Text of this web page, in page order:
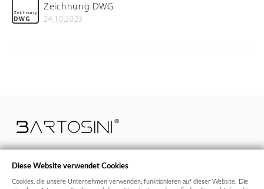
Zeichnung
DWG
Zeichnung DWG
24.10.2023
Diese Website verwendet Cookies
Cookies, die unsere Unternehmen verwenden, funktionieren auf dieser Website. Die